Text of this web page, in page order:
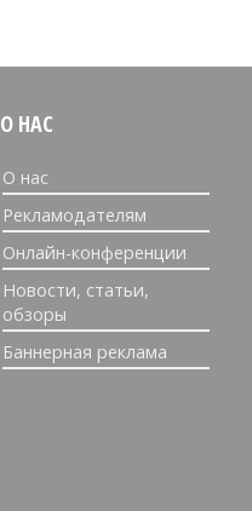
О НАС
О нас
Рекламодателям
Онлайн-конференции
Новости, статьи,
обзоры
Баннерная реклама